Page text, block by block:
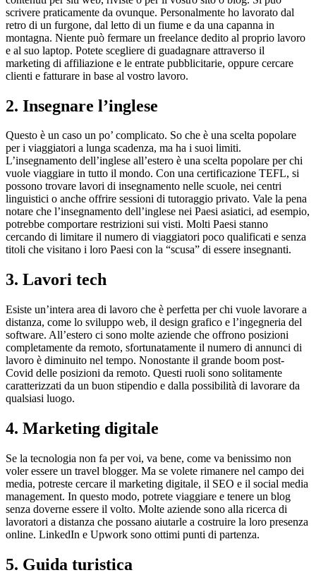
scrivere praticamente da ovunque. Personalmente ho lavorato dal
retro di un furgone, dal letto di un fiume e da una capanna in
montagna. Niente può fermare un freelance dedito al proprio lavoro
e al suo laptop. Potete scegliere di guadagnare attraverso il
marketing di affiliazione e le entrate pubblicitarie, oppure cercare
clienti e fatturare in base al vostro lavoro.
2. Insegnare l’inglese
Questo è un caso un po’ complicato. So che è una scelta popolare
per i viaggiatori a lunga scadenza, ma ha i suoi limiti.
L’insegnamento dell’inglese all’estero è una scelta popolare per chi
vuole viaggiare in tutto il mondo. Con una certificazione TEFL, si
possono trovare lavori di insegnamento nelle scuole, nei centri
linguistici o anche offrire sessioni di tutoraggio privato. Vale la pena
notare che l’insegnamento dell’inglese nei Paesi asiatici, ad esempio,
potrebbe comportare restrizioni sui visti. Molti Paesi stanno
cercando di limitare il numero di viaggiatori poco qualificati e senza
titoli che visitano i loro Paesi con la “scusa” di essere insegnanti.
3. Lavori tech
Esiste un’intera area di lavoro che è perfetta per chi vuole lavorare a
distanza, come lo sviluppo web, il design grafico e l’ingegneria del
software. All’estero ci sono molte aziende che offrono posizioni
completamente da remoto, sfortunatamente il numero di annunci di
lavoro è diminuito nel tempo. Nonostante il grande boom post-
Covid delle posizioni da remoto. Questi ruoli sono solitamente
caratterizzati da un buon stipendio e dalla possibilità di lavorare da
qualsiasi luogo.
4. Marketing digitale
Se la tecnologia non fa per voi, va bene, come va benissimo non
voler essere un travel blogger. Ma se volete rimanere nel campo dei
media, potreste cercare il marketing digitale, il SEO e il social media
management. In questo modo, potrete viaggiare e tenere un blog
senza doverne essere il volto. Molte aziende sono alla ricerca di
lavoratori a distanza che possano aiutarle a costruire la loro presenza
online. LinkedIn e Upwork sono ottimi punti di partenza.
5. Guida turistica